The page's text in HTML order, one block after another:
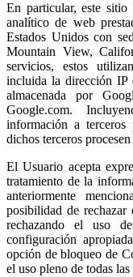
En particular, este
analítico de web
Estados Unidos con
Mountain View,
servicios, estos
incluida la dirección IP
almacenada por
Google.com.
información a
dichos terceros
El Usuario acepta
tratamiento de la
anteriormente
posibilidad de rechazar
rechazando el uso
configuración
opción de bloqueo de
el uso pleno de todas